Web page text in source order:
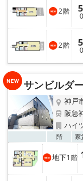
2階
2階
サンビルダ
神戸
阪急
ハイ
階 家
地下1 階